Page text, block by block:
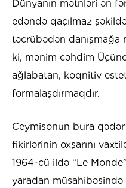
Dünyanın mətnləri ən
edəndə qaçılmaz
təcrübədən
ki, mənim cəhdim
ağlabatan, koqnitiv
formalaşdırmaqdır.
Ceymisonun bura qədər
fikirlərinin oxşarını
1964-cü ildə “Le
yaradan